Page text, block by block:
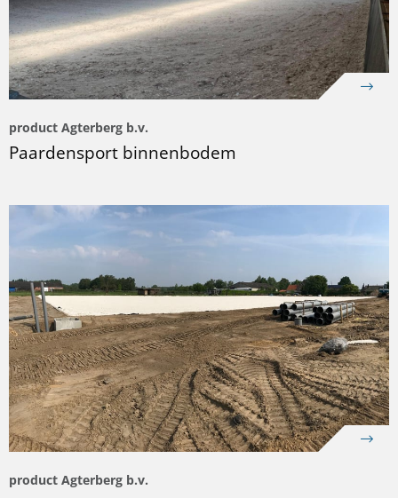
product Agterberg b.v.
Paardensport binnenbodem
product Agterberg b.v.